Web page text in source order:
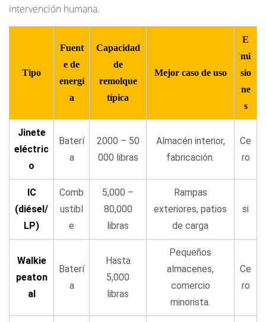
certificación
de
Gestión
velocidad
7
Tractores
de
remolque
tractores
IC:
debería
elegir?
El
intervención humana.
Tipo
Fuent
e de
energí
a
Capacidad
de
remolque
típica
Mejor caso de uso
E
mi
sio
ne
s
Jinete
eléctric
o
Baterí
a
2000 – 50
000 libras
Almacén interior,
fabricación.
Ce
ro
IC
(diésel/
LP)
Comb
ustibl
e
5,000 –
80,000
libras
Rampas
exteriores, patios
de carga
si
Walkie
peaton
al
Baterí
a
Hasta
5,000
libras
Pequeños
almacenes,
comercio
minorista.
Ce
ro